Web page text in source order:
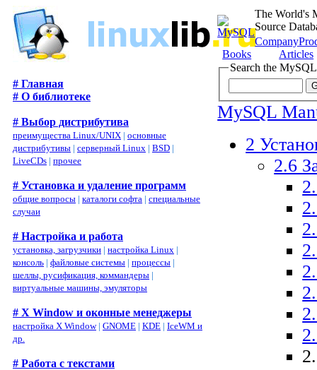
# Главная
# О библиотеке
# Выбор дистрибутива
преимущества Linux/UNIX | основные
дистрибутивы | серверный Linux | BSD |
LiveCDs | прочее
# Установка и удаление программ
общие вопросы | каталоги софта | специальные
случаи
# Настройка и работа
установка, загрузчики | настройка Linux |
консоль | файловые системы | процессы |
шеллы, русификация, коммандеры |
виртуальные машины, эмуляторы
# X Window и оконные менеджеры
настройка X Window| GNOME | KDE | IceWM и
др.
# Работа с текстами
The World's
Source
Company
Books
Articles
Search the
MySQL
2
2.6